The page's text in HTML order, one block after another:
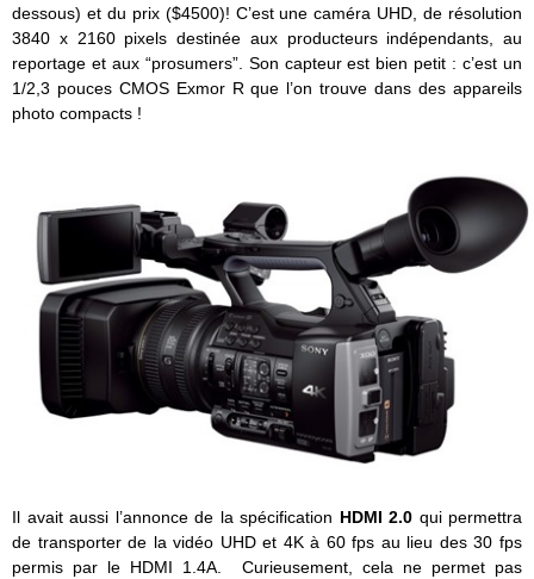
dessous) et du prix ($4500)! C’est une caméra UHD, de résolution
3840 x 2160 pixels destinée aux producteurs indépendants, au
reportage et aux “prosumers”. Son capteur est bien petit : c’est un
1/2,3 pouces CMOS Exmor R que l’on trouve dans des appareils
photo compacts !
Il avait aussi l’annonce de la spécification HDMI 2.0 qui permettra
de transporter de la vidéo UHD et 4K à 60 fps au lieu des 30 fps
permis par le HDMI 1.4A. Curieusement, cela ne permet pas